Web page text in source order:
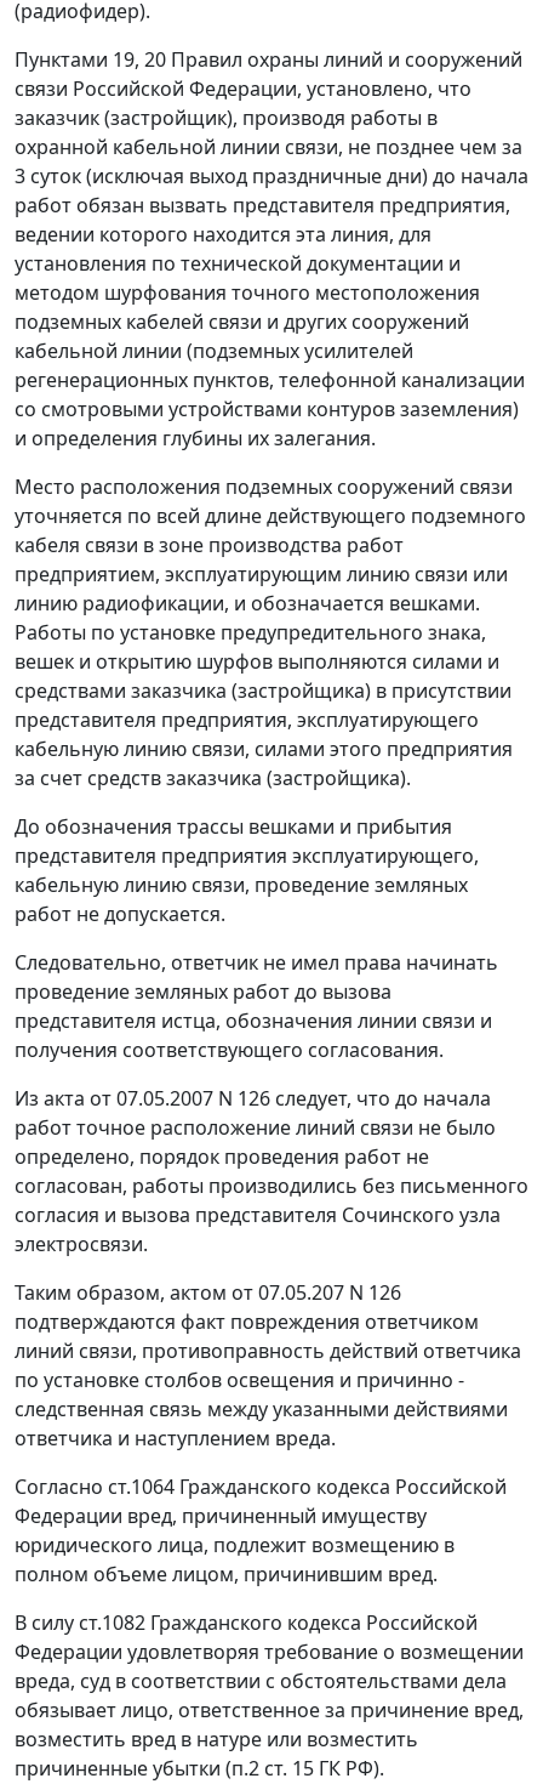
(радиофидер).
Пунктами 19, 20 Правил охраны линий и сооружений
связи Российской Федерации, установлено, что
заказчик (застройщик), производя работы в
охранной кабельной линии связи, не позднее чем за
3 суток (исключая выход праздничные дни) до начала
работ обязан вызвать представителя предприятия,
ведении которого находится эта линия, для
установления по технической документации и
методом шурфования точного местоположения
подземных кабелей связи и других сооружений
кабельной линии (подземных усилителей
регенерационных пунктов, телефонной канализации
со смотровыми устройствами контуров заземления)
и определения глубины их залегания.
Место расположения подземных сооружений связи
уточняется по всей длине действующего подземного
кабеля связи в зоне производства работ
предприятием, эксплуатирующим линию связи или
линию радиофикации, и обозначается вешками.
Работы по установке предупредительного знака,
вешек и открытию шурфов выполняются силами и
средствами заказчика (застройщика) в присутствии
представителя предприятия, эксплуатирующего
кабельную линию связи, силами этого предприятия
за счет средств заказчика (застройщика).
До обозначения трассы вешками и прибытия
представителя предприятия эксплуатирующего,
кабельную линию связи, проведение земляных
работ не допускается.
Следовательно, ответчик не имел права начинать
проведение земляных работ до вызова
представителя истца, обозначения линии связи и
получения соответствующего согласования.
Из акта от 07.05.2007 N 126 следует, что до начала
работ точное расположение линий связи не было
определено, порядок проведения работ не
согласован, работы производились без письменного
согласия и вызова представителя Сочинского узла
электросвязи.
Таким образом, актом от 07.05.207 N 126
подтверждаются факт повреждения ответчиком
линий связи, противоправность действий ответчика
по установке столбов освещения и причинно -
следственная связь между указанными действиями
ответчика и наступлением вреда.
Согласно ст.1064 Гражданского кодекса Российской
Федерации вред, причиненный имуществу
юридического лица, подлежит возмещению в
полном объеме лицом, причинившим вред.
В силу ст.1082 Гражданского кодекса Российской
Федерации удовлетворяя требование о возмещении
вреда, суд в соответствии с обстоятельствами дела
обязывает лицо, ответственное за причинение вред,
возместить вред в натуре или возместить
причиненные убытки (п.2 ст. 15 ГК РФ).